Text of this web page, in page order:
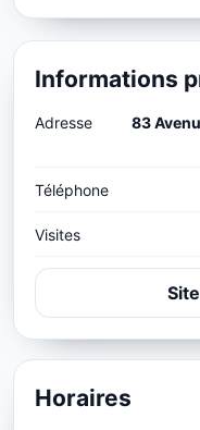
Informations
Adresse
83
Téléphone
Visites
Horaires